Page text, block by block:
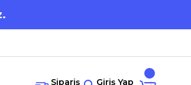
Sipariş Giriş Yap